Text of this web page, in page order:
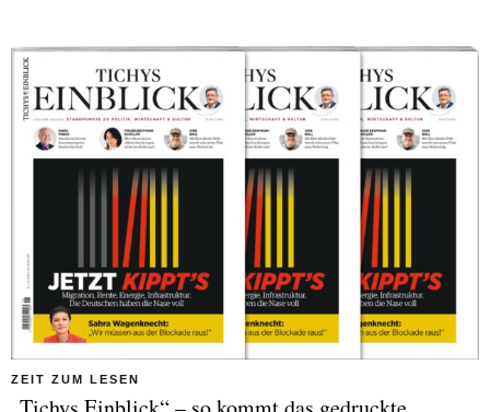
ZEIT ZUM LESEN